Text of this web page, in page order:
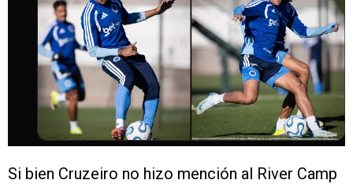
Si bien Cruzeiro no hizo mención al River Camp